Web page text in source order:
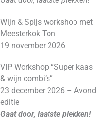
Wijn & Spijs workshop met
Meesterkok Ton
19 november 2026
VIP Workshop “Super kaas
& wijn combi’s”
23 december 2026 – Avond
editie
Gaat door, laatste plekken!